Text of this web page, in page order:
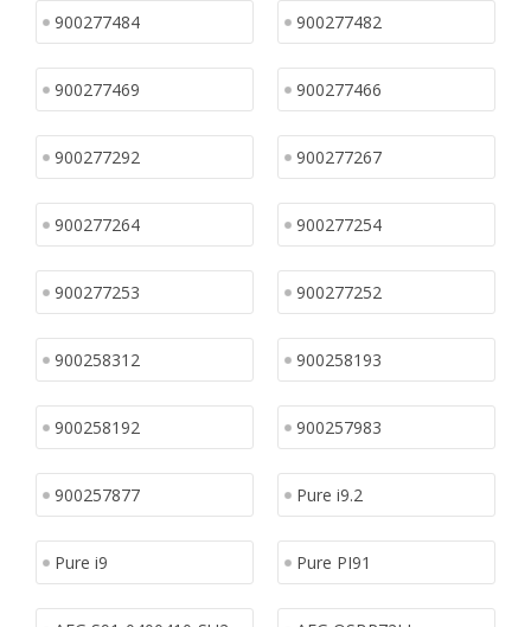
900277484 900277482
900277469 900277466
900277292 900277267
900277264 900277254
900277253 900277252
900258312 900258193
900258192 900257983
900257877 Pure i9.2
Pure i9 Pure PI91